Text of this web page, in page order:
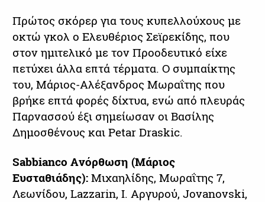
Πρώτος σκόρερ για τους κυπελλούχους με
οκτώ γκολ ο Ελευθέριος Σεϊρεκίδης, που
στον ημιτελικό με τον Προοδευτικό είχε
πετύχει άλλα επτά τέρματα. Ο συμπαίκτης
του, Μάριος-Αλέξανδρος Μωραΐτης που
βρήκε επτά φορές δίχτυα, ενώ από πλευράς
Παρνασσού έξι σημείωσαν οι Βασίλης
Δημοσθένους και Petar Draskic.
Sabbianco Aνόρθωση (Mάριος
Ευσταθιάδης):Μιχαηλίδης, Μωραΐτης 7,
Λεωνίδου, Lazzarin, I. Aργυρού, Jovanovski,